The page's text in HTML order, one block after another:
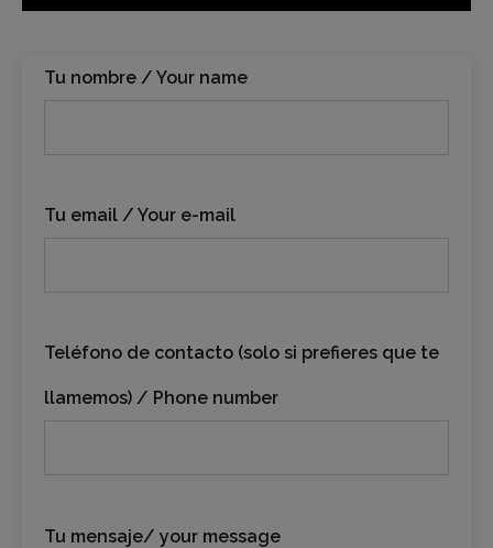
Tu nombre / Your name
Tu email / Your e-mail
Teléfono de contacto (solo si prefieres que te
llamemos) / Phone number
Tu mensaje/ your message